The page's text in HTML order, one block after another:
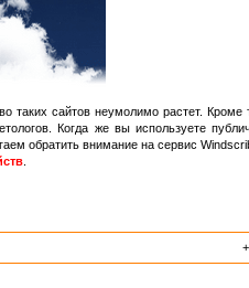
таких сайтов неумолимо растет. Кроме
Когда же вы используете
обратить внимание на сервис